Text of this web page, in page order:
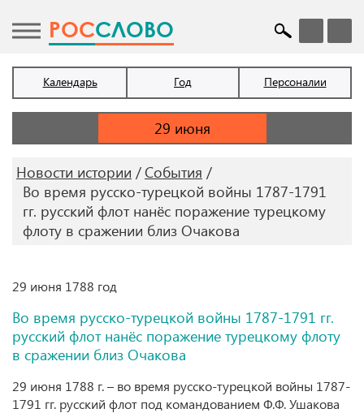
POCСЛОВО
Календарь Год Персоналии
Новости истории
События
Во время русско-турецкой войны 1787-1791
гг. русский флот нанёс поражение турецкому
флоту в сражении близ Очакова
29 июня 1788 год
Во время русско-турецкой войны 1787-1791 гг.
русский флот нанёс поражение турецкому флоту
в сражении близ Очакова
29 июня 1788 г. – во время русско-турецкой войны 1787-
1791 гг. русский флот под командованием Ф.Ф. Ушакова